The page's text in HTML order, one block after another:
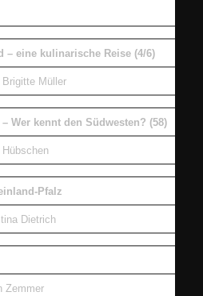
– eine kulinarische Reise (4/6)
Brigitte Müller
– Wer kennt den Südwesten? (58)
Pfalz
Dietrich
Zemmer